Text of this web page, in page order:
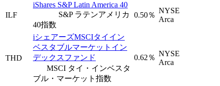
ILF
iShares S&P Latin America 40
S&P ラテンアメリカ
40指数
0.50％
NYSE
Arca
THD
iシェアーズMSCIタイイン
ベスタブルマーケットイン
デックスファンド
MSCI タイ・インベスタ
ブル・マーケット指数
0.62％ NYSE
Arca